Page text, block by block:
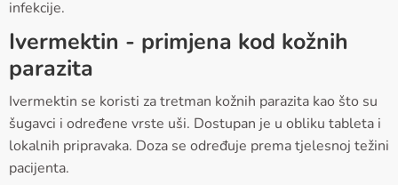
infekcije.
Ivermektin - primjena kod kožnih
parazita
Ivermektin se koristi za tretman kožnih parazita kao što su
šugavci i određene vrste uši. Dostupan je u obliku tableta i
lokalnih pripravaka. Doza se određuje prema tjelesnoj težini
pacijenta.